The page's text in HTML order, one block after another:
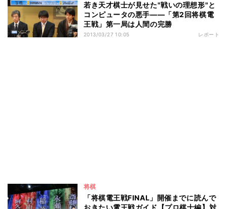
若き天才棋士が見せた"戦いの理想形"と
コンピュータの悪手――「第2回将棋電
王戦」第一局は人間の完勝
2013/03/27 10:05 レポート
将棋
「将棋電王戦FINAL」開催までに読んで